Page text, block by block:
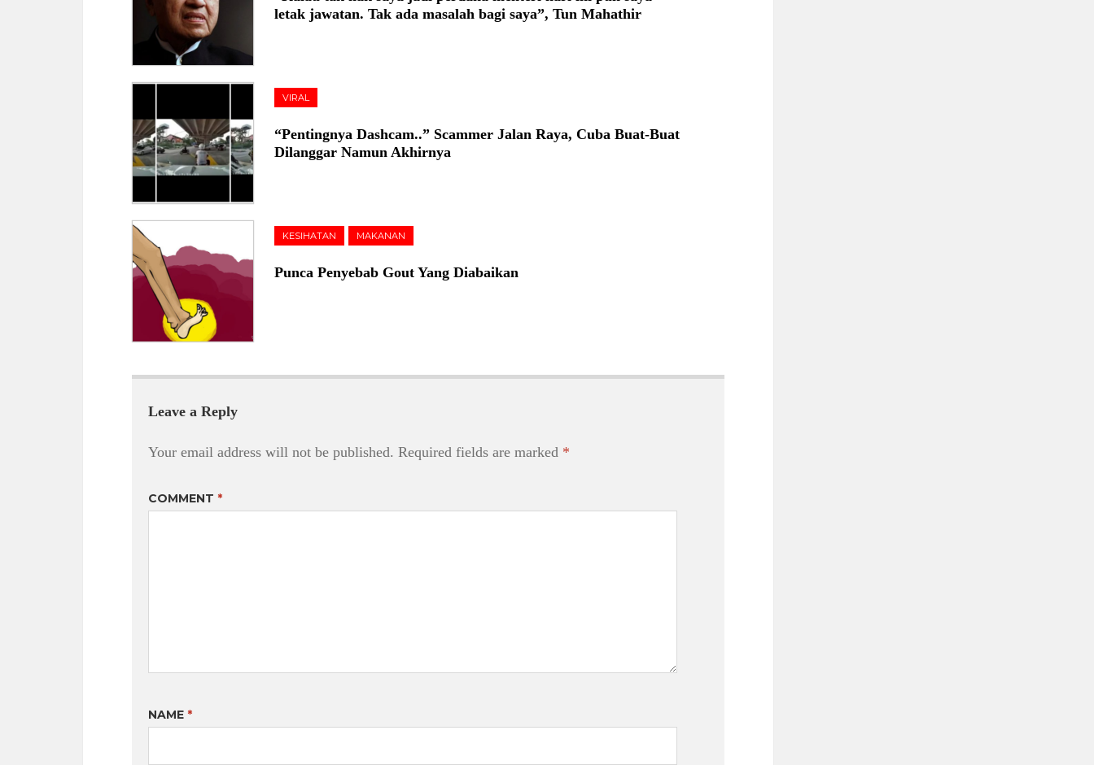
letak jawatan. Tak ada masalah bagi saya”, Tun Mahathir
VIRAL
“Pentingnya Dashcam..” Scammer Jalan Raya, Cuba Buat-Buat
Dilanggar Namun Akhirnya
KESIHATAN MAKANAN
Punca Penyebab Gout Yang Diabaikan
Leave a Reply
Your email address will not be published. Required fields are marked *
COMMENT *
NAME *